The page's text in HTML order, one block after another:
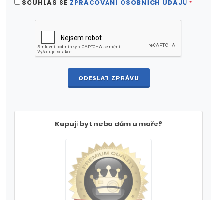
SOUHLAS SE ZPRACOVÁNÍ OSOBNÍCH ÚDAJŮ *
ODESLAT ZPRÁVU
Kupuji byt nebo dům u moře?